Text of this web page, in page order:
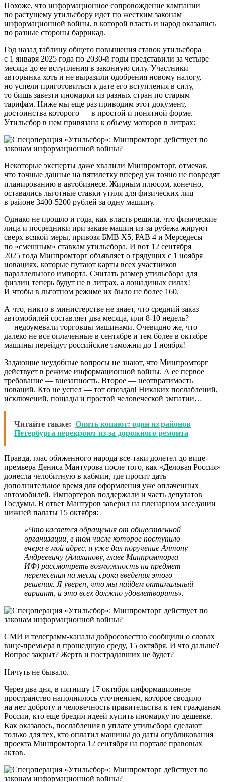
Похоже, что информационное сопровождение кампании
по растущему утильсбору идет по жестким законам
информационной войны, в которой власть и народ оказались
по разные стороны баррикад.
Год назад таблицу общего повышения ставок утильсбора
с 1 января 2025 года по 2030-й годы представили за четыре
месяца до ее вступления в законную силу. Участники
авторынка хоть и не выразили одобрения новому налогу,
но успели приготовиться к дате его вступления в силу,
то бишь завезти иномарки из разных стран по старым
тарифам. Ниже мы еще раз приводим этот документ,
достоинства которого — в простой и понятной форме.
Утильсбор в нем привязана к обьему моторов в литрах:
Некоторые эксперты даже хвалили Минпромторг, отмечая,
что точные данные на пятилетку вперед уж точно не повредят
планированию в автобизнесе. Жирным плюсом, конечно,
оставались льготные ставки утиля для физических лиц
в районе 3400-5200 рублей за одну машину.
Однако не прошло и года, как власть решила, что физические
лица и посредники при заказе машин из-за рубежа жируют
сверх всякой меры, привозя БМВ Х5, РАВ 4 и Мерседесы
по «смешным» ставкам утильсбора. И вот 12 сентября
2025 года Минпромторг объявляет о грядущих с 1 ноября
новациях, которые путают карты всех участников
параллельного импорта. Считать размер утильсбора для
физлиц теперь будут не в литрах, а лошадиных силах!
И чтобы в льготном режиме их было не более 160.
А что, никто в министерстве не знает, что средний заказ
автомобилей составляет два месяца, или 8-10 недель?
— недоумевали торговцы машинами. Очевидно же, что
далеко не все оплаченные в сентябре и тем более в октябре
машины перейдут российские таможни до 1 ноября!
Задающие неудобные вопросы не знают, что Минпромторг
действует в режиме информационной войны. А ее первое
требование — внезапность. Второе — неотвратимость
новаций. Кто не успел — тот опоздал! Никаких послаблений,
исключений, пощады и простой человеческой эмпатии…
Читайте также: Опять копают: один из районов
Петербурга перекроют из-за дорожного ремонта
Правда, глас обиженного народа все-таки долетел до вице-
премьера Дениса Мантурова после того, как «Деловая Россия»
донесла челобитную в кабмин, где просит дать
дополнительное время для оформления уже оплаченных
автомобилей. Импортеров поддержали и часть депутатов
Госдумы. В ответ Мантуров заверил на пленарном заседании
нижней палаты 15 октября:
«Что касается обращения от общественной
организации, в том числе которое поступило
вчера в мой адрес, я уже дал поручение Антону
Андреевичу (Алиханову, главе Минпромторга —
ИФ) рассмотреть возможность на предмет
перенесения на месяц срока введения этого
решения. Я уверен, что мы найдем оптимальный
вариант, и это всех должно удовлетворить».
СМИ и телеграмм-каналы добросовестно сообщили о словах
вице-премьера в прошедшую среду, 15 октября. И что дальше?
Вопрос закрыт? Жертв и пострадавших не будет?
Ничуть не бывало.
Через два дня, в пятницу 17 октября информационное
пространство наполнилось уточнением, которое сводило
на нет доброту и человечность правительства к тем гражданам
России, кто еще бредил идеей купить иномарку по дешевке.
Как оказалось, послабления в уплате утильсбора сделают
только для тех, кто оплатил машины до даты опубликования
проекта Минпромторга 12 сентября на портале правовых
актов.